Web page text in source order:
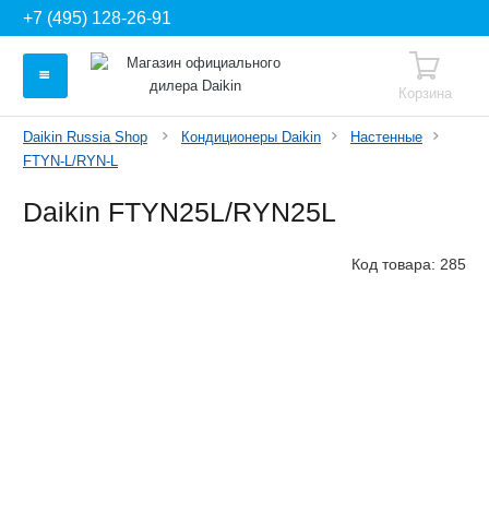
+7 (495) 128-26-91
Корзина
Daikin Russia Shop Кондиционеры Daikin
Настенные
FTYN-L/RYN-L
Daikin FTYN25L/RYN25L
Код товара: 285